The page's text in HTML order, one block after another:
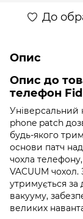
До
Опис
Опис до
телефон
Універсальний
phone patch
будь-якого
основи патч
чохла
VACUUM чохол.
утримується за
вакууму,
великих